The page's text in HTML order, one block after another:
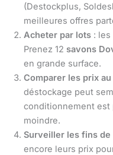
(Destockplus,
meilleures offres
Acheter par lots :
Prenez 12 savons
en grande surface.
Comparer les prix
déstockage peut
conditionnement est
moindre.
Surveiller les fins de
encore leurs prix